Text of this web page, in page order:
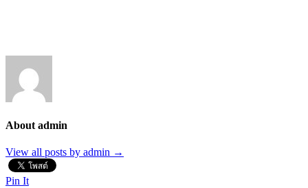
About admin
View all posts by admin →
Pin It